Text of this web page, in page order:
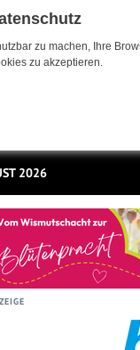
zu machen, Ihre
zu akzeptieren.
2026